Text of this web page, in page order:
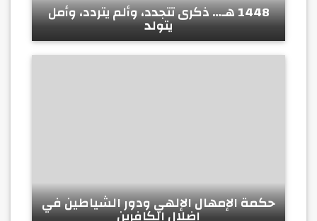
1448 هـ… ذكرى تتجدد، وألم يتردد، وأمل
يتولد
حكمة الإمهال الإلهي ودور الشياطين في